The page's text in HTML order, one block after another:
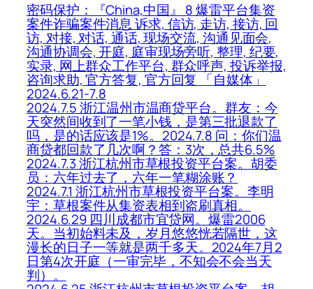
密码保护：『China,中国』 8 爆雷平台集资
案件诈骗案件消息 诉求, 信访, 走访, 接访, 回
访, 对接, 对话, 通话, 现场交流, 沟通见面会,
沟通协调会, 开庭, 庭审现场旁听, 整理, 纪要,
实录, 网上群众工作平台, 群众呼声, 投诉举报,
咨询求助, 官方答复, 官方回复 「自媒体」
2024.6.21-7.8
2024.7.5 浙江温州市温商贷平台。群友：今
天突然间收到了一笔小钱，是第三批退款了
吗，是的话应该是1%。2024.7.8 问：你们温
商贷都回款了几次啊？答：3次，总共6.5%
2024.7.3 浙江杭州市草根投资平台案。胡委
员：六年过去了，六年一笔糊涂账？
2024.7.1 浙江杭州市草根投资平台案。李明
宇：草根案件从集资表相到盗刷真相。
2024.6.29 四川成都市宜贷网。爆雷2006
天。当初始料未及，岁月悠悠恍若隔世，这
漫长的日子一等就是两千多天。2024年7月2
日第4次开庭（一审完毕，不知会不会当天
判）。